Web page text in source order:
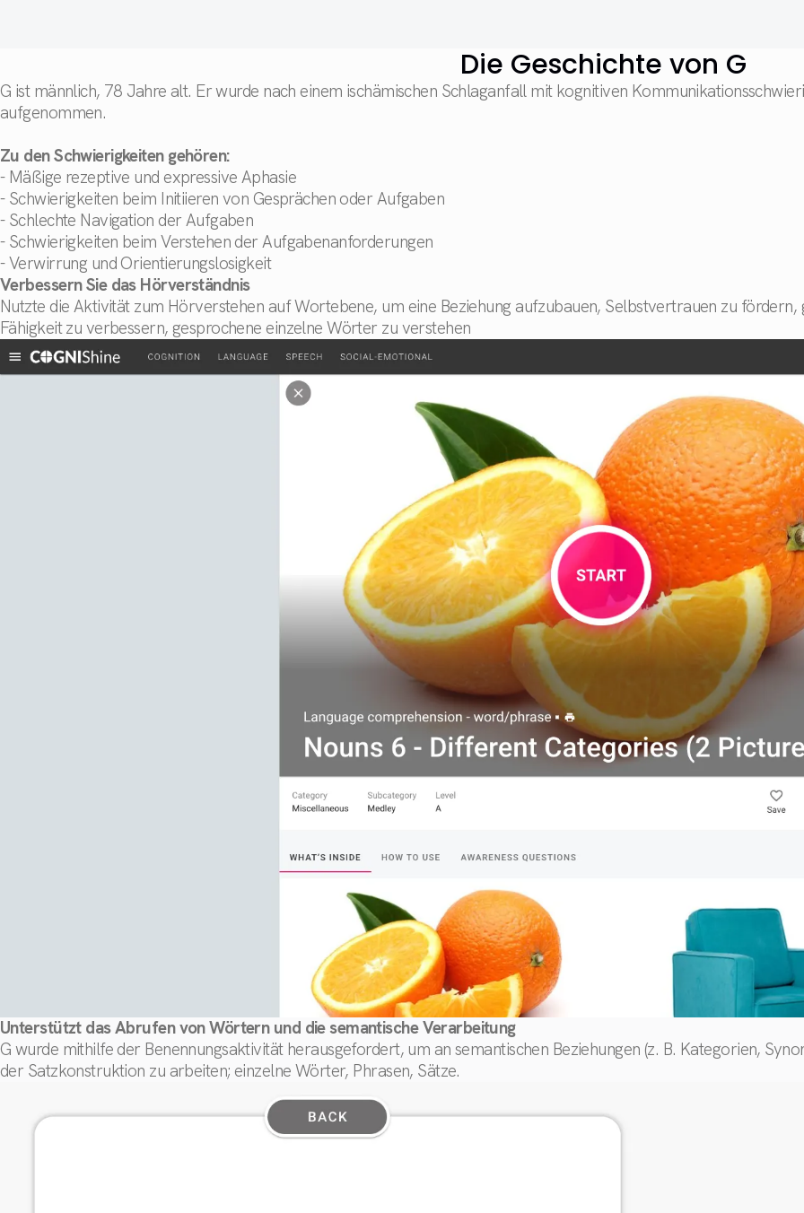
Die Geschichte von G
G ist männlich, 78 Jahre alt. Er wurde nach einem ischämischen Schlaganfall mit kognitiven
aufgenommen.
Zu den Schwierigkeiten gehören:
- Mäßige rezeptive und expressive Aphasie
- Schwierigkeiten beim Initiieren von Gesprächen oder Aufgaben
- Schlechte Navigation der Aufgaben
- Schwierigkeiten beim Verstehen der Aufgabenanforderungen
- Verwirrung und Orientierungslosigkeit
Verbessern Sie das Hörverständnis
Nutzte die Aktivität zum Hörverstehen auf Wortebene, um eine Beziehung aufzubauen, Selbstvertrauen zu
Fähigkeit zu verbessern, gesprochene einzelne Wörter zu verstehen
Unterstützt das Abrufen von Wörtern und die semantische Verarbeitung
G wurde mithilfe der Benennungsaktivität herausgefordert, um an semantischen Beziehungen (z. B. Kategorien,
der Satzkonstruktion zu arbeiten; einzelne Wörter, Phrasen, Sätze.